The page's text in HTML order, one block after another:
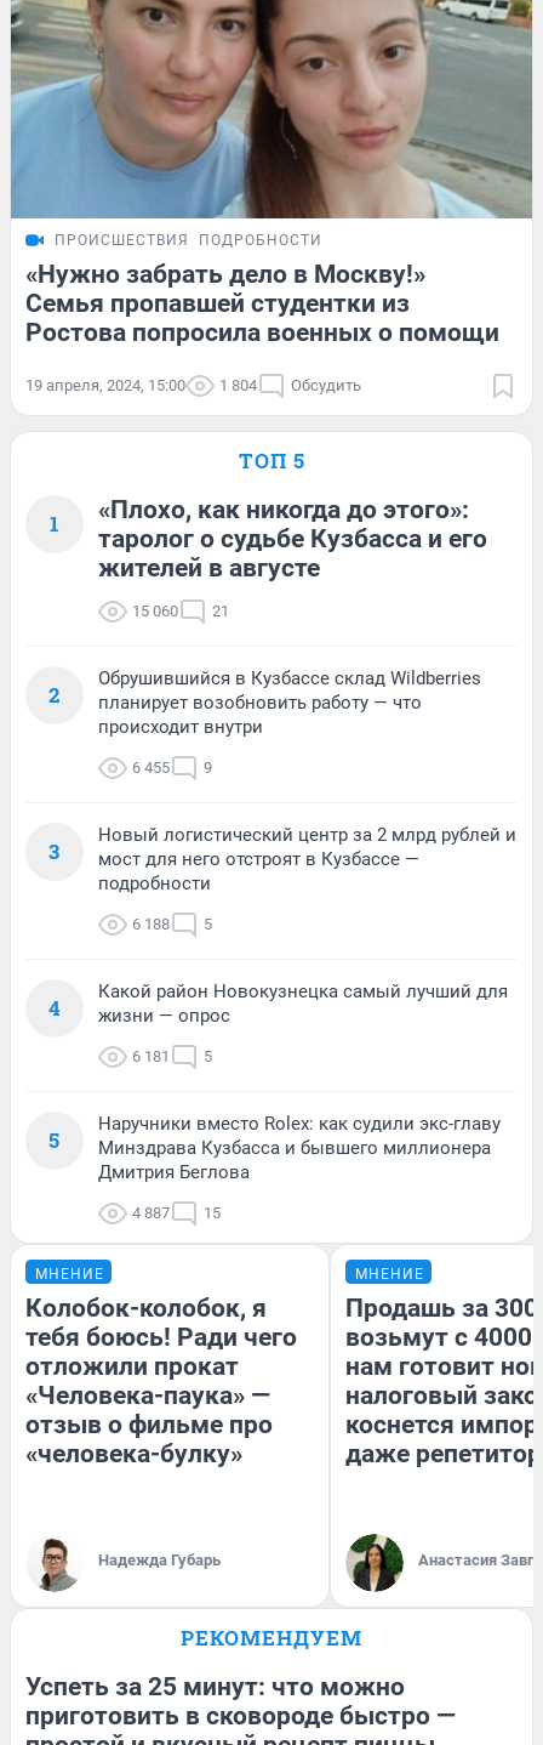
ПРОИСШЕСТВИЯ ПОДРОБНОСТИ
«Нужно забрать дело в Москву!»
Семья пропавшей студентки из
Ростова попросила военных о помощи
19 апреля, 2024, 15:00 1 804 Обсудить
ТОП 5
1
«Плохо, как никогда до этого»:
таролог о судьбе Кузбасса и его
жителей в августе
15 060 21
2
Обрушившийся в Кузбассе склад Wildberries
планирует возобновить работу — что
происходит внутри
6 455 9
3
Новый логистический центр за 2 млрд рублей и
мост для него отстроят в Кузбассе —
подробности
6 188 5
4
Какой район Новокузнецка самый лучший для
жизни — опрос
6 181 5
5
Наручники вместо Rolex: как судили экс-главу
Минздрава Кузбасса и бывшего миллионера
Дмитрия Беглова
4 887 15
МНЕНИЕ
Колобок-колобок, я
тебя боюсь! Ради чего
отложили прокат
«Человека-паука» —
отзыв о фильме про
«человека-булку»
Надежда Губарь
МНЕНИЕ
Продашь за
возьмут с
нам готовит
налоговый
коснется
даже
Анастасия
РЕКОМЕНДУЕМ
Успеть за 25 минут: что можно
приготовить в сковороде быстро —